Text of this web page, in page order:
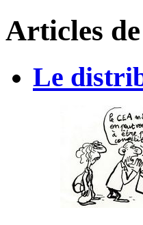
Articles
Le